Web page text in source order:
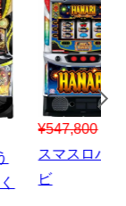
¥1,867,800
Lパチスロ 炎
炎ノ消防隊2